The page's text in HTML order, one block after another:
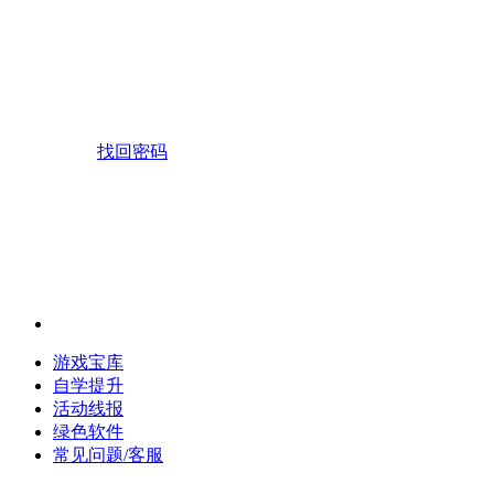
找回密码
游戏宝库
自学提升
活动线报
绿色软件
常见问题/客服